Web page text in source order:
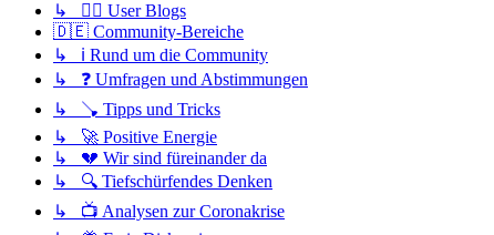
↳ ✍🏽 User Blogs
🇩🇪 Community-Bereiche
↳ ℹ️ Rund um die Community
↳ ❓ Umfragen und Abstimmungen
↳ 🪠 Tipps und Tricks
↳ 🚀 Positive Energie
↳ 💔 Wir sind füreinander da
↳ 🔍 Tiefschürfendes Denken
↳ 📺 Analysen zur Coronakrise